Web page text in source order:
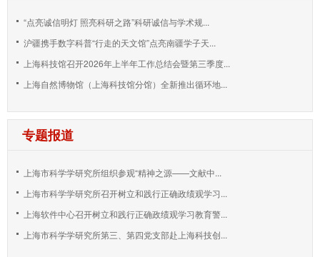
“点亮诚信明灯 照亮科研之路”科研诚信与学术规...
沪疆携手数字科普“行走的天文馆”点亮南疆学子天...
上海科技馆召开2026年上半年工作总结会暨第三季度...
上海自然博物馆（上海科技馆分馆）全新推出循环地...
专题报道
上海市科学学研究所组织参观“精神之源——文献中...
上海市科学学研究所召开树立和践行正确政绩观学习...
上海软件中心召开树立和践行正确政绩观学习教育警...
上海市科学学研究所第三、第四党支部赴上海科技创...